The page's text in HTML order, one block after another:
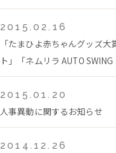
2015.02.16
「たまひよ赤ちゃんグッズ
ト」「ネムリラ AUTO SWING
2015.01.20
人事異動に関するお知らせ
2014.12.26